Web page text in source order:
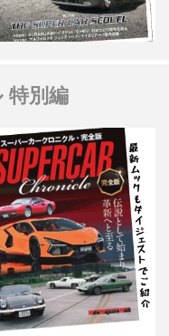
特別編